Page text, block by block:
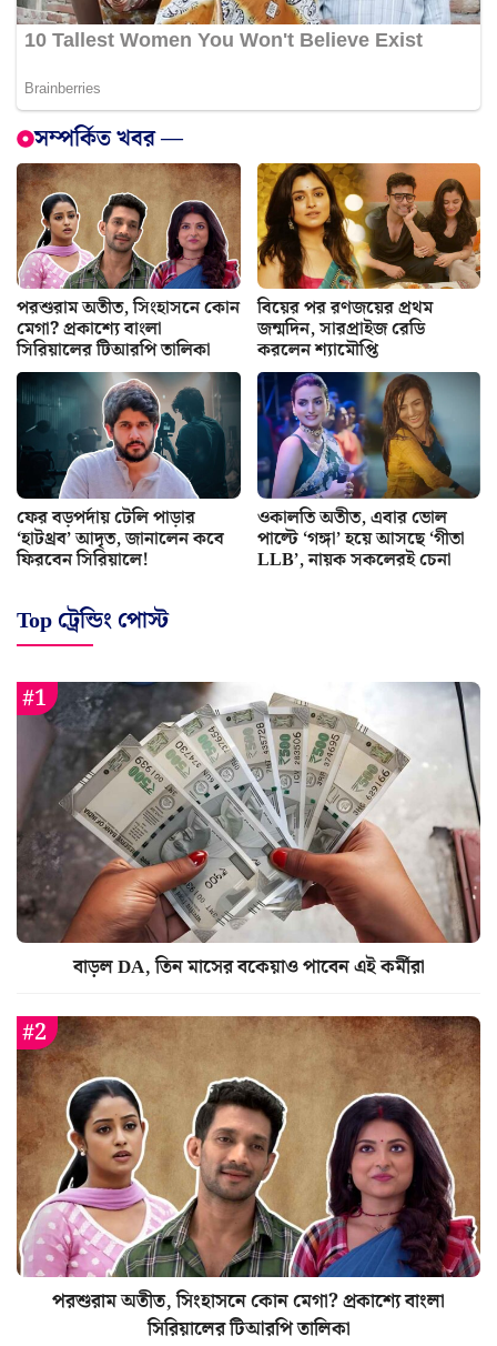
সম্পর্কিত খবর —
পরশুরাম অতীত, সিংহাসনে কোন
মেগা? প্রকাশ্যে বাংলা
সিরিয়ালের টিআরপি তালিকা
বিয়ের পর রণজয়ের প্রথম
জন্মদিন, সারপ্রাইজ রেডি
করলেন শ্যামৌপ্তি
ফের বড়পর্দায় টেলি পাড়ার
‘হাটথ্রব’ আদৃত, জানালেন কবে
ফিরবেন সিরিয়ালে!
ওকালতি অতীত, এবার ভোল
পাল্টে ‘গঙ্গা’ হয়ে আসছে ‘গীতা
LLB’, নায়ক সকলেরই চেনা
Top ট্রেন্ডিং পোস্ট
বাড়ল DA, তিন মাসের বকেয়াও পাবেন এই কর্মীরা
পরশুরাম অতীত, সিংহাসনে কোন মেগা? প্রকাশ্যে বাংলা
সিরিয়ালের টিআরপি তালিকা